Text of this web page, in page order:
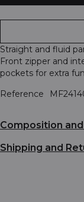
Straight and fluid
Front zipper and
pockets for extra
Reference
Composition
Shipping and